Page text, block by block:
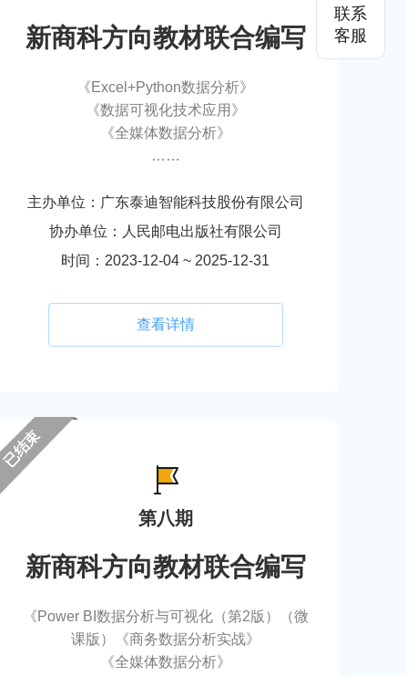
联系
客服
新商科方向教材联合编写
《Excel+Python数据分析》
《数据可视化技术应用》
《全媒体数据分析》
……
主办单位：广东泰迪智能科技股份有限公司
协办单位：人民邮电出版社有限公司
时间：2023-12-04 ~ 2025-12-31
查看详情
第八期
新商科方向教材联合编写
《Power BI数据分析与可视化（第2版）（微
课版）《商务数据分析实战》
《全媒体数据分析》
已结束